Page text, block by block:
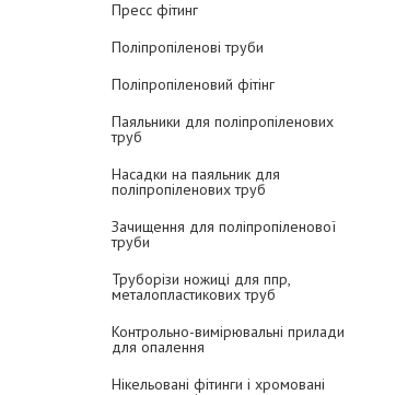
Пресс фітинг
Поліпропіленові труби
Поліпропіленовий фітінг
Паяльники для поліпропіленових
труб
Насадки на паяльник для
поліпропіленових труб
Зачищення для поліпропіленової
труби
Труборізи ножиці для ппр,
металопластикових труб
Контрольно-вимірювальні прилади
для опалення
Нікельовані фітинги і хромовані